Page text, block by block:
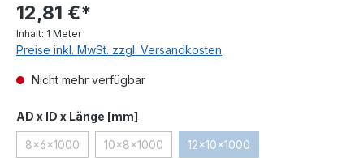
12,81 €*
Inhalt: 1 Meter
Preise inkl. MwSt. zzgl. Versandkosten
Nicht mehr verfügbar
AD x ID x Länge [mm]
8x6x1000(Diese Option ist zurzeit nicht verfügbar.)
10x8x1000(Diese Option ist zurzeit nicht verfügbar.)
12x10x1000(Diese Option ist zurzeit nicht